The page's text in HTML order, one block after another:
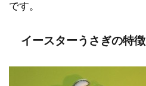
です。
イースターうさぎの特徴